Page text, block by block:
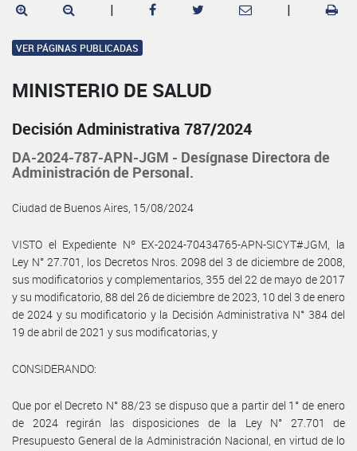
| |
VER PÁGINAS PUBLICADAS
MINISTERIO DE SALUD
Decisión Administrativa 787/2024
DA-2024-787-APN-JGM - Desígnase Directora de
Administración de Personal.
Ciudad de Buenos Aires, 15/08/2024
VISTO el Expediente Nº EX-2024-70434765-APN-SICYT#JGM, la
Ley N° 27.701, los Decretos Nros. 2098 del 3 de diciembre de 2008,
sus modificatorios y complementarios, 355 del 22 de mayo de 2017
y su modificatorio, 88 del 26 de diciembre de 2023, 10 del 3 de enero
de 2024 y su modificatorio y la Decisión Administrativa N° 384 del
19 de abril de 2021 y sus modificatorias, y
CONSIDERANDO:
Que por el Decreto N° 88/23 se dispuso que a partir del 1° de enero
de 2024 regirán las disposiciones de la Ley N° 27.701 de
Presupuesto General de la Administración Nacional, en virtud de lo